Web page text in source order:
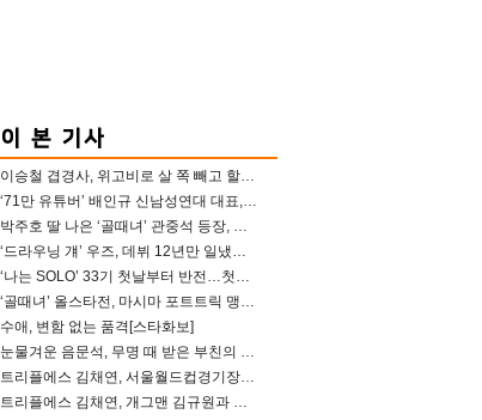
이승철 겹경사, 위고비로 살 쪽 빼고 할아버지 된다‥마음으로 낳은 딸 임신 자랑(유퀴즈)
‘71만 유튜버’ 배인규 신남성연대 대표, 오늘(5일) 숨진 채 발견…향년 36세
박주호 딸 나은 ‘골때녀’ 관중석 등장, 김민재 복제인간 보고 혼란 [결정적장면]
‘드라우닝 걔’ 우즈, 데뷔 12년만 일냈다…체조경기장 입성 확정
‘나는 SOLO’ 33기 첫날부터 반전…첫인상 0표 영호, 호감남 급부상
‘골때녀’ 올스타전, 마시마 포트트릭 맹추격전 5:4 골 잔치 ‘짜릿’ [어제TV]
수애, 변함 없는 품격[스타화보]
눈물겨운 음문석, 무명 때 받은 부친의 전재산→폐암 父 세상 떠나기 전 여행(유퀴즈)[어제TV]
트리플에스 김채연, 서울월드컵경기장에 뜬 맨시티 여신 [포토엔HD]
트리플에스 김채연, 개그맨 김규원과 함께 프리뷰쇼 진행 [포토엔HD]